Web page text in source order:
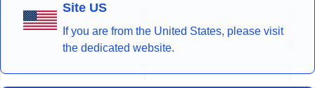
Site US
If you are from the United States, please visit
the dedicated website.